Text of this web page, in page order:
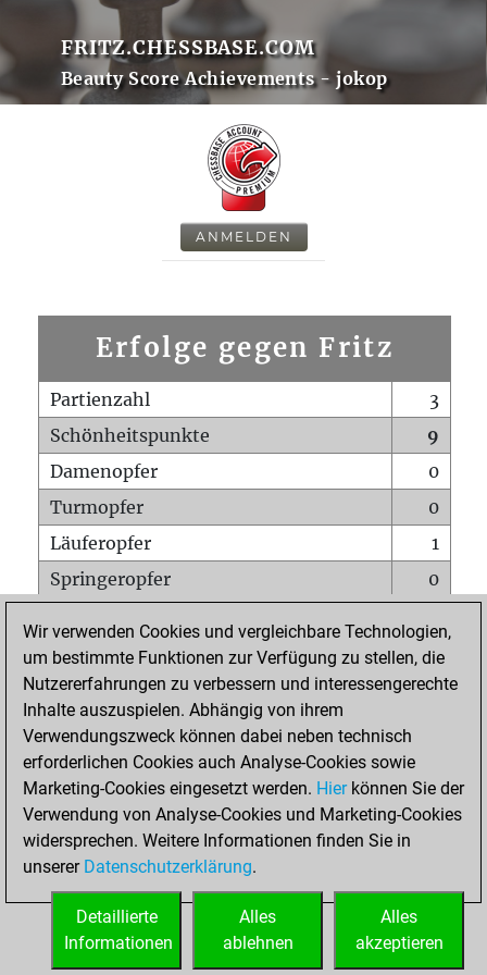
FRITZ.CHESSBASE.COM
Beauty Score Achievements - jokop
ANMELDEN
Erfolge gegen Fritz
Partienzahl
3
Schönheitspunkte
9
Damenopfer
0
Turmopfer
0
Läuferopfer
1
Springeropfer
0
Matt auf vollem Brett
0
Bauer setzt Matt
0
Erstickte Matts
Unterverwandlungen
Türme auf der siebten
0
STARTSEITE
Wir verwenden Cookies und vergleichbare Technologien,
um bestimmte Funktionen zur Verfügung zu stellen, die
Nutzererfahrungen zu verbessern und interessengerechte
Inhalte auszuspielen. Abhängig von ihrem
Verwendungszweck können dabei neben technisch
erforderlichen Cookies auch Analyse-Cookies sowie
Marketing-Cookies eingesetzt werden. Hierkönnen Sie der
Verwendung von Analyse-Cookies und Marketing-Cookies
widersprechen. Weitere Informationen finden Sie in
unserer Datenschutzerklärung.
Alles
akzeptieren
Alles
ablehnen
Detaillierte
Informationen